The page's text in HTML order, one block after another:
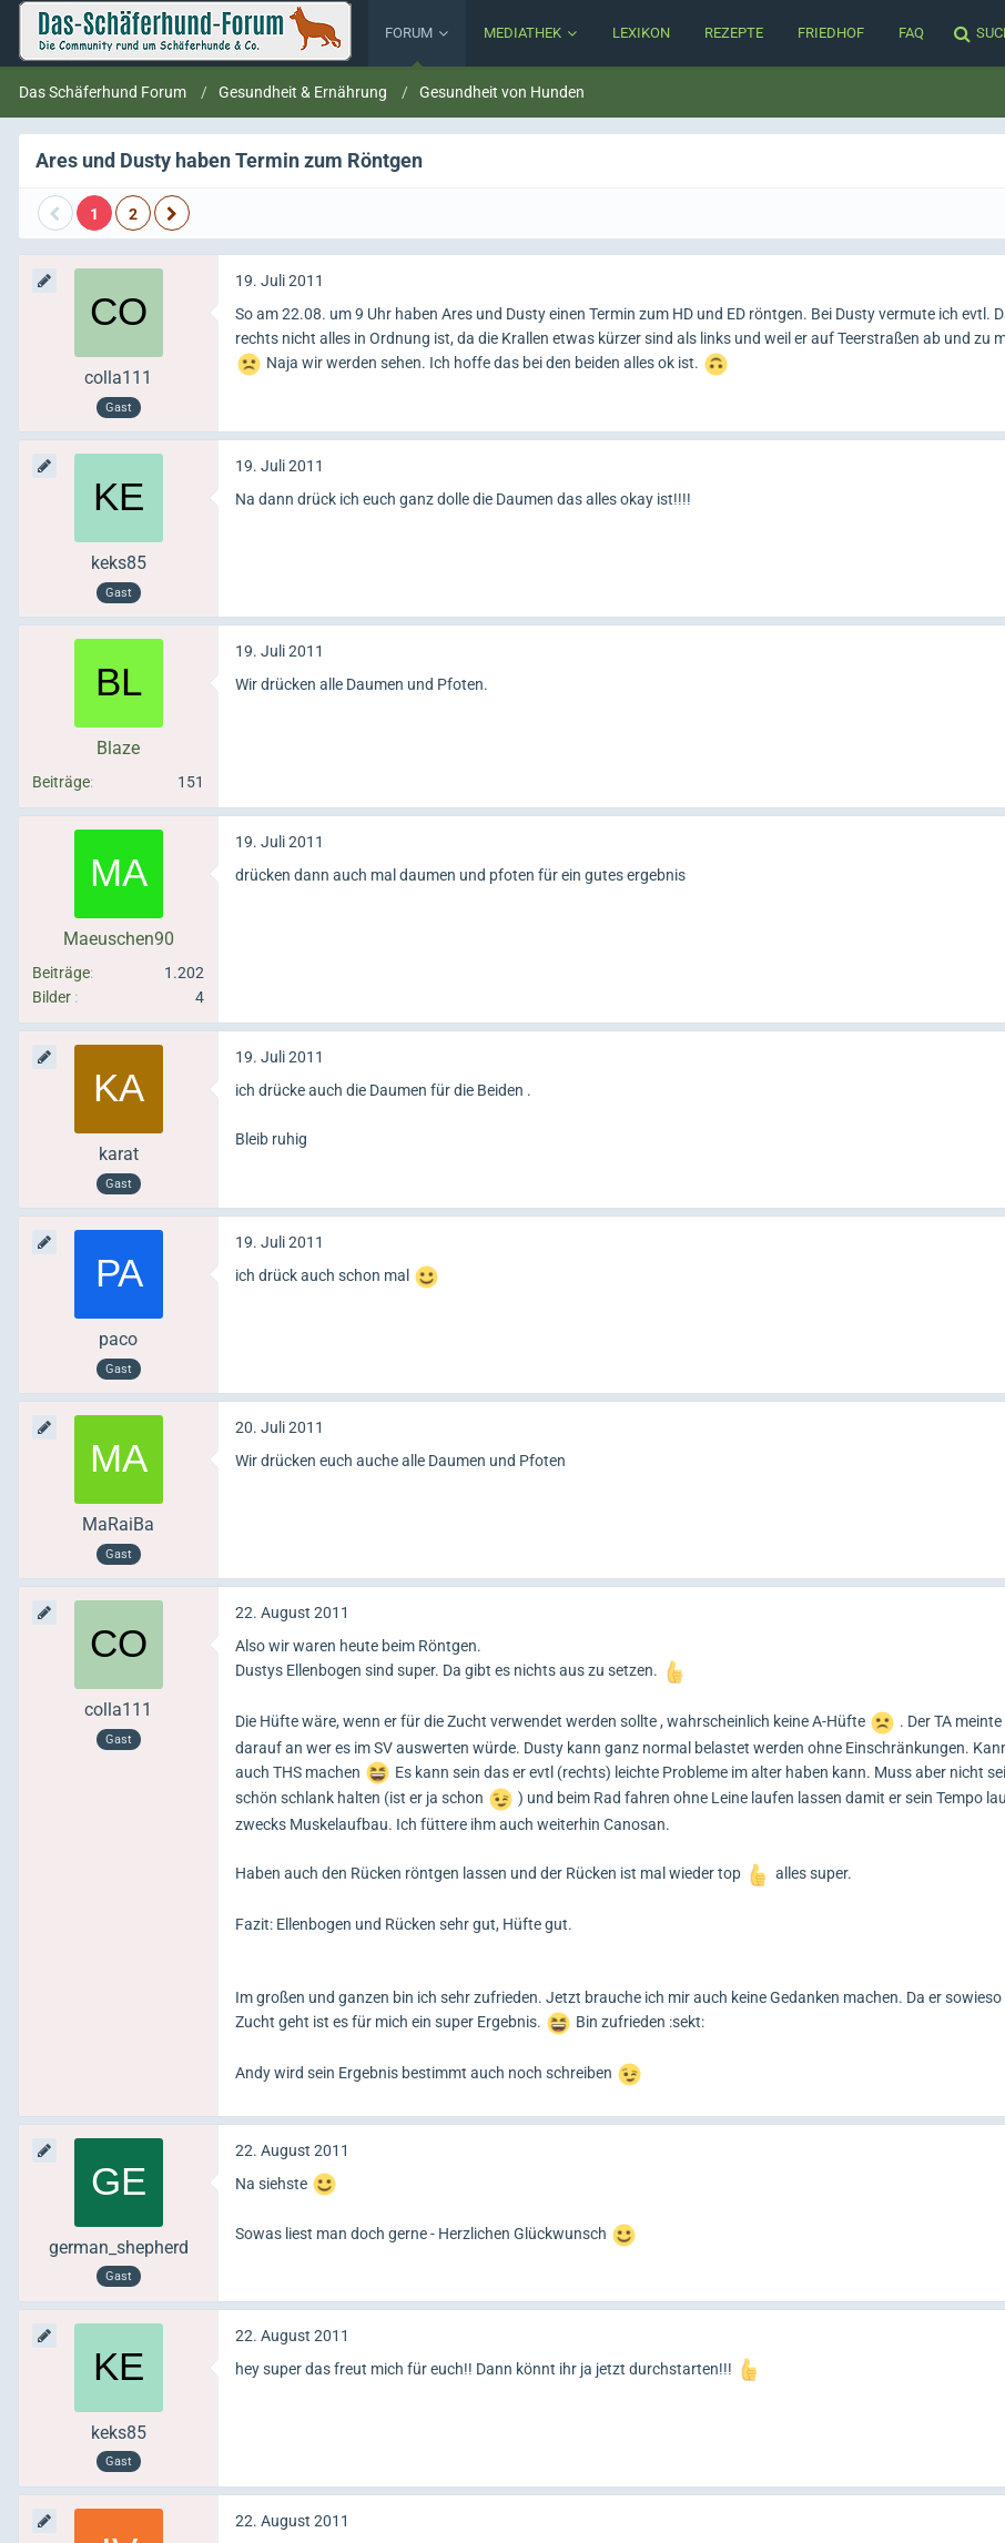
FORUM MEDIATHEK LEXIKON REZEPTE FRIEDHOF FAQ
Das Schäferhund Forum Gesundheit & Ernährung Gesundheit von Hunden
Ares und Dusty haben Termin zum Röntgen
1 2
colla111
Gast
19. Juli 2011
So am 22.08. um 9 Uhr haben Ares und Dusty einen Termin zum HD und ED röntgen. Bei Dusty vermute ich evtl.
rechts nicht alles in Ordnung ist, da die Krallen etwas kürzer sind als links und weil er auf Teerstraßen ab und zu
Naja wir werden sehen. Ich hoffe das bei den beiden alles ok ist.
keks85
Gast
19. Juli 2011
Na dann drück ich euch ganz dolle die Daumen das alles okay ist!!!!
Blaze
Beiträge 151
19. Juli 2011
Wir drücken alle Daumen und Pfoten.
Maeuschen90
Beiträge
1.202
Bilder
4
19. Juli 2011
drücken dann auch mal daumen und pfoten für ein gutes ergebnis
karat
Gast
19. Juli 2011
ich drücke auch die Daumen für die Beiden .
Bleib ruhig
paco
Gast
19. Juli 2011
ich drück auch schon mal
MaRaiBa
Gast
20. Juli 2011
Wir drücken euch auche alle Daumen und Pfoten
colla111
Gast
22. August 2011
Also wir waren heute beim Röntgen.
Dustys Ellenbogen sind super. Da gibt es nichts aus zu setzen.
Die Hüfte wäre, wenn er für die Zucht verwendet werden sollte , wahrscheinlich keine A-Hüfte
. Der TA
darauf an wer es im SV auswerten würde. Dusty kann ganz normal belastet werden ohne Einschränkungen.
auch THS machen
Es kann sein das er evtl (rechts) leichte Probleme im alter haben kann. Muss aber nicht
schön schlank halten (ist er ja schon
) und beim Rad fahren ohne Leine laufen lassen damit er sein Tempo
zwecks Muskelaufbau. Ich füttere ihm auch weiterhin Canosan.
Haben auch den Rücken röntgen lassen und der Rücken ist mal wieder top alles super.
Fazit: Ellenbogen und Rücken sehr gut, Hüfte gut.
Im großen und ganzen bin ich sehr zufrieden. Jetzt brauche ich mir auch keine Gedanken machen. Da er
Zucht geht ist es für mich ein super Ergebnis.
Bin zufrieden :sekt:
Andy wird sein Ergebnis bestimmt auch noch schreiben
german_shepherd
Gast
22. August 2011
Na siehste
Sowas liest man doch gerne - Herzlichen Glückwunsch
keks85
Gast
22. August 2011
hey super das freut mich für euch!! Dann könnt ihr ja jetzt durchstarten!!!
22. August 2011